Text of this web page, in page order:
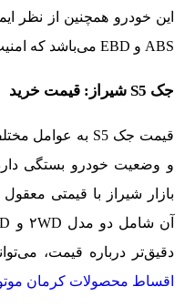
ABS و EBD می‌باشد که امنیت سرنشینان را تأمین می‌کند.
جک S5 شیراز: قیمت خرید
قیمت جک S5
به عوامل
و وضعیت خودرو بستگی
بازار شیراز با قیمتی
دقیق‌تر درباره قیمت،
اقساط محصولات کرمان